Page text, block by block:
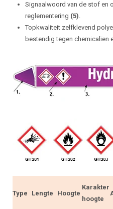
Signaalwoord van de stof en
reglementering (5).
Topkwaliteit zelfklevend
bestendig tegen chemicalïen
Type Lengte Hoogte
Karakter
hoogte